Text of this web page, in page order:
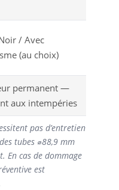
/ Avec
(au choix)
permanent —
aux intempéries
pas d’entretien
tubes ⌀88,9 mm
En cas de dommage
est